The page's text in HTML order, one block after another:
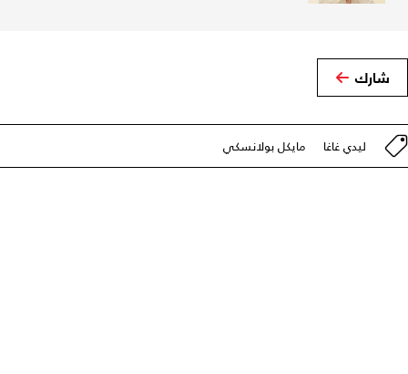
شارك
ليدي غاغا مايكل بولانسكي